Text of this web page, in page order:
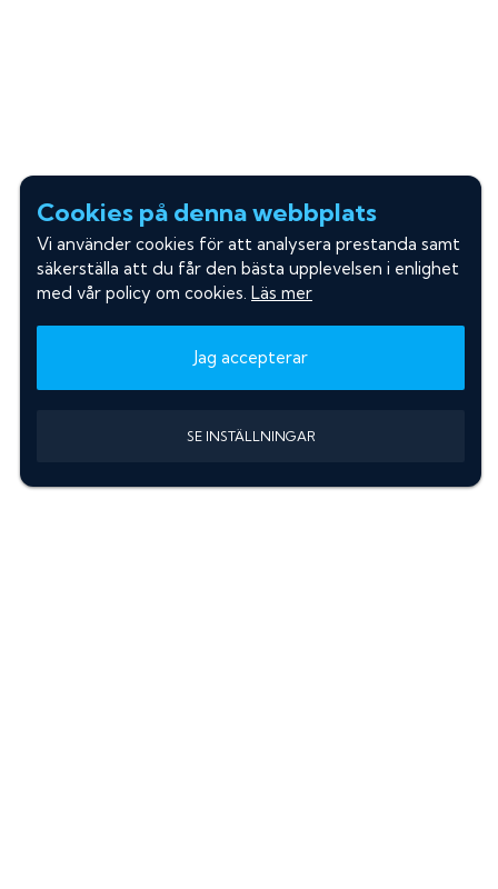
Cookies på denna webbplats
Vi använder cookies för att analysera prestanda samt
säkerställa att du får den bästa upplevelsen i enlighet
med vår policy om cookies. Läs mer
Jag accepterar
SE INSTÄLLNINGAR